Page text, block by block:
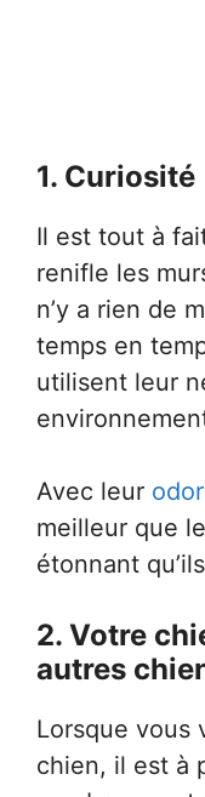
1. Curiosité
Il est tout à
renifle les
n’y a rien de
temps en
utilisent leur
Avec leur
meilleur que
étonnant
2. Votre
autres
Lorsque vous
chien, il est à